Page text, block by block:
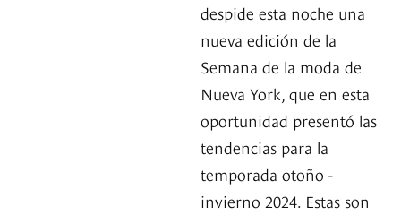
despide esta noche una
nueva edición de la
Semana de la moda de
Nueva York, que en esta
oportunidad presentó las
tendencias para la
temporada otoño -
invierno 2024. Estas son